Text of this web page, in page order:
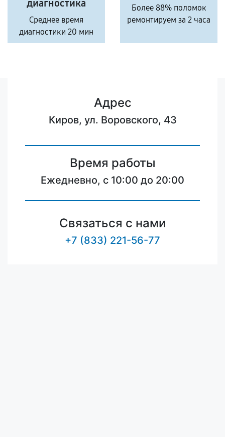
диагностика
Среднее время
диагностики 20 мин
Более 88% поломок
ремонтируем за 2 часа
Адрес
Киров, ул. Воровского, 43
Время работы
Ежедневно, с 10:00 до 20:00
Связаться с нами
+7 (833) 221-56-77